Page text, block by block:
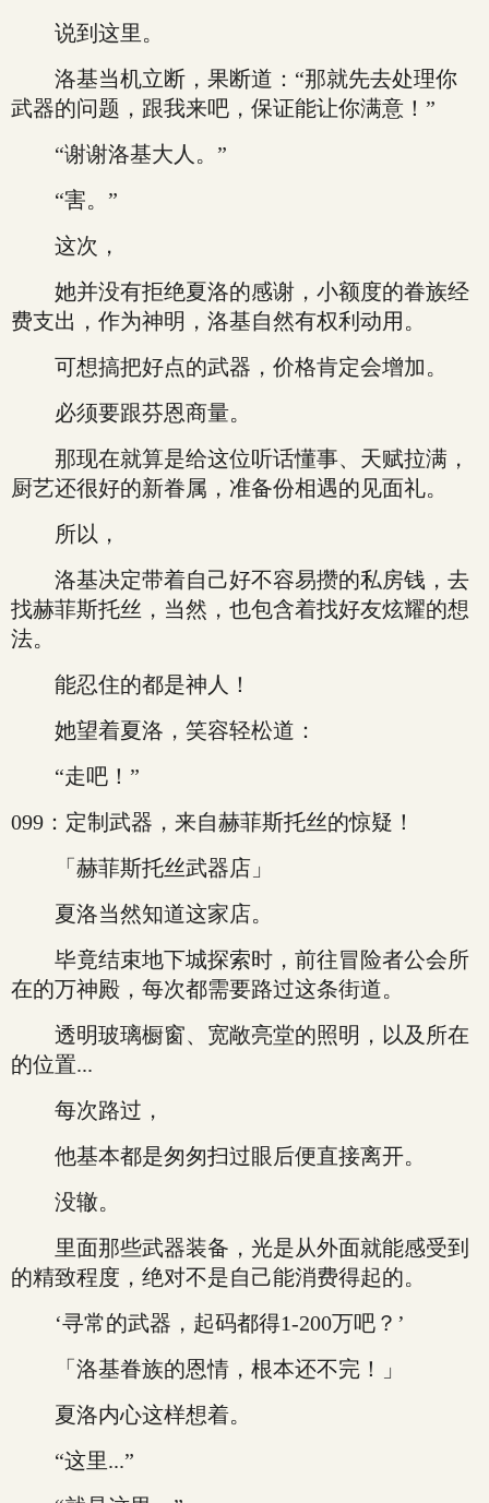
说到这里。
洛基当机立断，果断道：“那就先去处理你
武器的问题，跟我来吧，保证能让你满意！”
“谢谢洛基大人。”
“害。”
这次，
她并没有拒绝夏洛的感谢，小额度的眷族经
费支出，作为神明，洛基自然有权利动用。
可想搞把好点的武器，价格肯定会增加。
必须要跟芬恩商量。
那现在就算是给这位听话懂事、天赋拉满，
厨艺还很好的新眷属，准备份相遇的见面礼。
所以，
洛基决定带着自己好不容易攒的私房钱，去
找赫菲斯托丝，当然，也包含着找好友炫耀的想
法。
能忍住的都是神人！
她望着夏洛，笑容轻松道：
“走吧！”
099：定制武器，来自赫菲斯托丝的惊疑！
「赫菲斯托丝武器店」
夏洛当然知道这家店。
毕竟结束地下城探索时，前往冒险者公会所
在的万神殿，每次都需要路过这条街道。
透明玻璃橱窗、宽敞亮堂的照明，以及所在
的位置...
每次路过，
他基本都是匆匆扫过眼后便直接离开。
没辙。
里面那些武器装备，光是从外面就能感受到
的精致程度，绝对不是自己能消费得起的。
‘寻常的武器，起码都得1-200万吧？’
「洛基眷族的恩情，根本还不完！」
夏洛内心这样想着。
“这里...”